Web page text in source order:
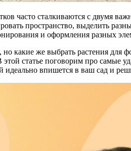
часто сталкиваются с двумя
пространство, выделить
и оформления разных
но какие же выбрать растения
этой статье поговорим про самые
идеально впишется в ваш сад и